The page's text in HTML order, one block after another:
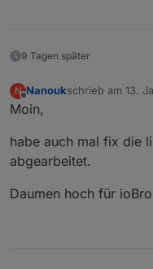
9 Tagen später
N
Offline
Nanoukschrieb am 13.
zuletzt editiert
Moin,
habe auch mal fix die
abgearbeitet.
Daumen hoch für